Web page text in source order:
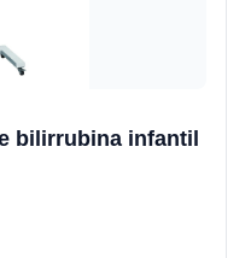
bilirrubina infantil